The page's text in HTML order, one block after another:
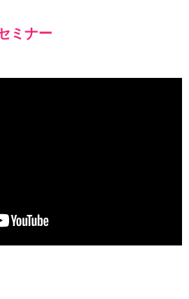
ミナー